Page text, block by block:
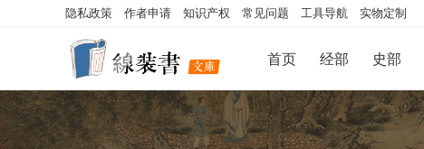
首页 经部 史部
隐私政策 作者申请 知识产权 常见问题 工具导航 实物定制